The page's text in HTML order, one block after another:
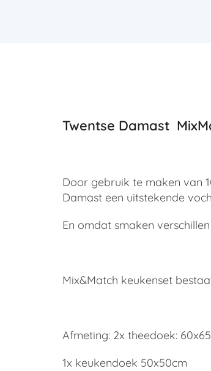
Twentse Damast
Door gebruik te maken van
Damast een uitstekende
En omdat smaken
Mix&Match keukenset
Afmeting: 2x theedoek:
1x keukendoek 50x50cm